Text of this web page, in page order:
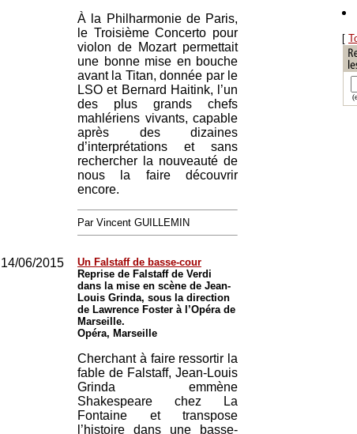
À la Philharmonie de Paris,
le Troisième Concerto pour
violon de Mozart permettait
une bonne mise en bouche
avant la Titan, donnée par le
LSO et Bernard Haitink, l’un
des plus grands chefs
mahlériens vivants, capable
après des dizaines
d’interprétations et sans
rechercher la nouveauté de
nous la faire découvrir
encore.
Par Vincent GUILLEMIN
14/06/2015
Un Falstaff de basse-cour
Reprise de Falstaff de Verdi
dans la mise en scène de Jean-
Louis Grinda, sous la direction
de Lawrence Foster à l’Opéra de
Marseille.
Opéra, Marseille
Cherchant à faire ressortir la
fable de Falstaff, Jean-Louis
Grinda emmène
Shakespeare chez La
Fontaine et transpose
l’histoire dans une basse-
[